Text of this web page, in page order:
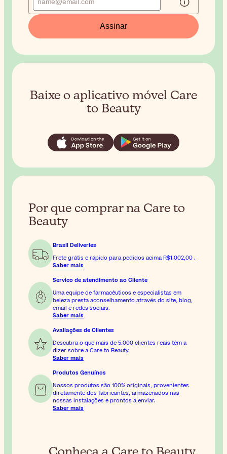
Assinar
Baixe o aplicativo móvel Care
to Beauty
Por que comprar na Care to
Beauty
Brasil Deliveries
Frete grátis e rápido para pedidos acimaR$1.002,00 .
Saber mais
Servico de atendimento ao Cliente
Uma equipe de farmacêuticos e especialistas em
beleza presta aconselhamento através do site, blog,
email e redes sociais.
Saber mais
Avaliações de Clientes
Descubra o que mais de 5.000 clientes reais têm a
dizer sobre a Care to Beauty.
Saber mais
Produtos Genuínos
Nossos produtos são 100% originais, provenientes
diretamente dos fabricantes, armazenados nas
nossas instalações e prontos a enviar.
Saber mais